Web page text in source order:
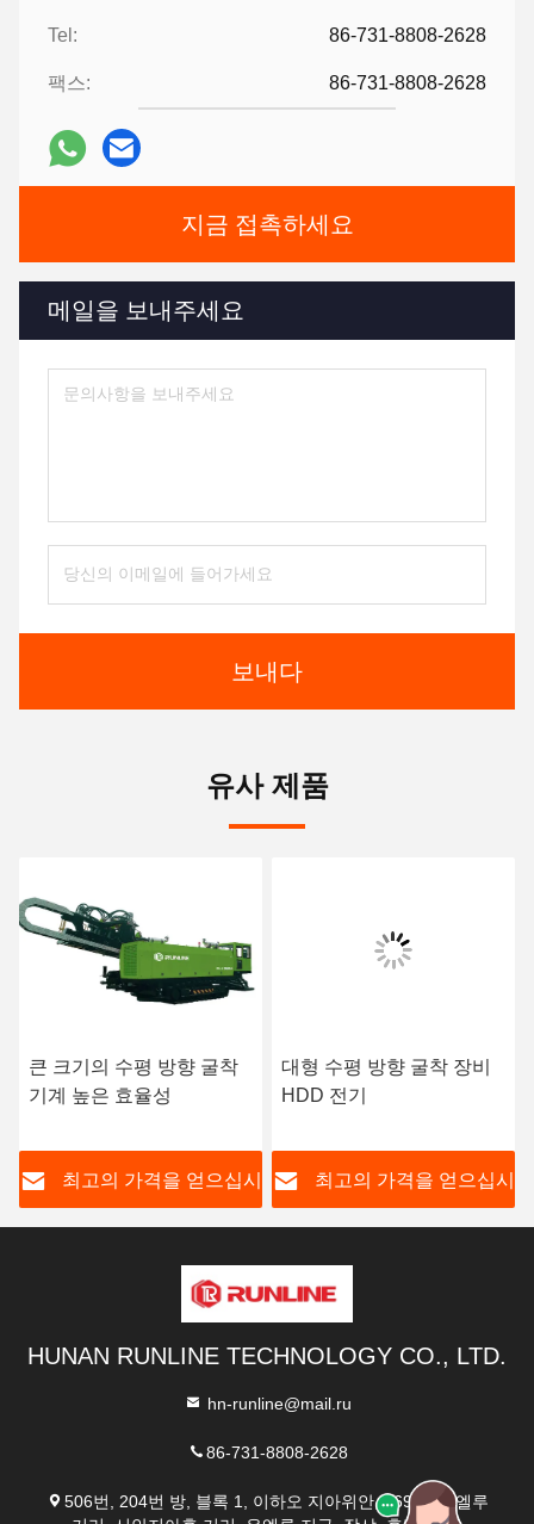
Tel: 86-731-8808-2628
팩스: 86-731-8808-2628
지금 접촉하세요
메일을 보내주세요
보내다
유사 제품
큰 크기의 수평 방향 굴착
기계 높은 효율성
최고의 가격을 얻으십시
대형 수평 방향 굴착 장비
HDD 전기
최고의 가격을 얻으십시
HUNAN RUNLINE TECHNOLOGY CO., LTD.
hn-runline@mail.ru
86-731-8808-2628
506번, 204번 방, 블록 1, 이하오 지아위안, 369번, 유엘루